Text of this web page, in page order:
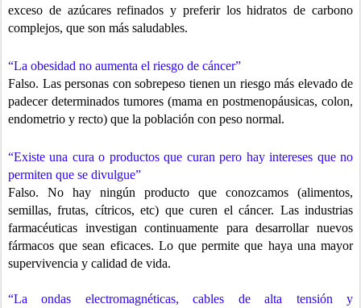
exceso de azúcares refinados y preferir los hidratos de carbono
complejos, que son más saludables.
“La obesidad no aumenta el riesgo de cáncer”
Falso. Las personas con sobrepeso tienen un riesgo más elevado de
padecer determinados tumores (mama en postmenopáusicas, colon,
endometrio y recto) que la población con peso normal.
“Existe una cura o productos que curan pero hay intereses que no
permiten que se divulgue”
Falso. No hay ningún producto que conozcamos (alimentos,
semillas, frutas, cítricos, etc) que curen el cáncer. Las industrias
farmacéuticas investigan continuamente para desarrollar nuevos
fármacos que sean eficaces. Lo que permite que haya una mayor
supervivencia y calidad de vida.
“La ondas electromagnéticas, cables de alta tensión y